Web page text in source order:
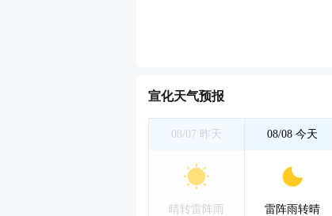
宣化天气预报
08/07 昨天
晴转雷阵雨
08/08 今天
雷阵雨转晴